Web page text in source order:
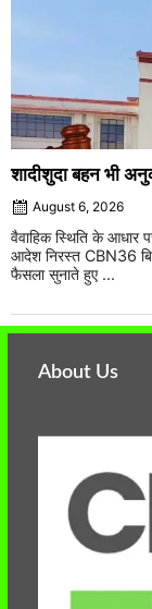
शादीशुदा बहन भी
August 6, 2026
वैवाहिक स्थिति के आधार
आदेश निरस्त CBN36
फैसला सुनाते हुए ...
About Us